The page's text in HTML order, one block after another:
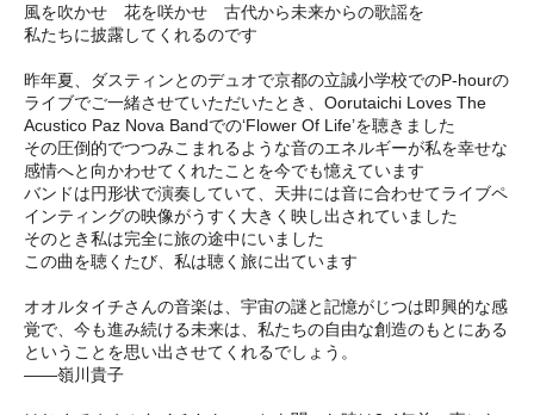
風を吹かせ 花を咲かせ 古代から未来からの歌謡を
私たちに披露してくれるのです
昨年夏、ダスティンとのデュオで京都の立誠小学校でのP-hourの
ライブでご一緒させていただいたとき、Oorutaichi Loves The
Acustico Paz Nova Bandでの‘Flower Of Life’を聴きました
その圧倒的でつつみこまれるような音のエネルギーが私を幸せな
感情へと向かわせてくれたことを今でも憶えています
バンドは円形状で演奏していて、天井には音に合わせてライブペ
インティングの映像がうすく大きく映し出されていました
そのとき私は完全に旅の途中にいました
この曲を聴くたび、私は聴く旅に出ています
オオルタイチさんの音楽は、宇宙の謎と記憶がじつは即興的な感
覚で、今も進み続ける未来は、私たちの自由な創造のもとにある
ということを思い出させてくれるでしょう。
――嶺川貴子